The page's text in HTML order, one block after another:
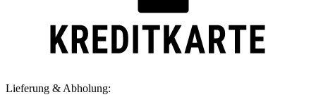
Lieferung & Abholung: